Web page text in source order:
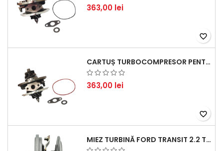
363,00 lei
favorite_border
CARTUȘ TURBOCOMPRESOR PENTRU VW, AUDI, SEAT, SKODA - MOTOR DIESEL 2.0 TDI
363,00 lei
favorite_border
MIEZ TURBINĂ FORD TRANSIT 2.2 TDCI (2007-2016)